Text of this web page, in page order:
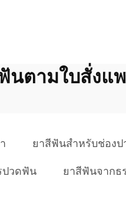
นตามใบสั่งแ
ยาสีฟันสำหรับช่องป
ปวดฟัน
ยาสีฟันจากธ